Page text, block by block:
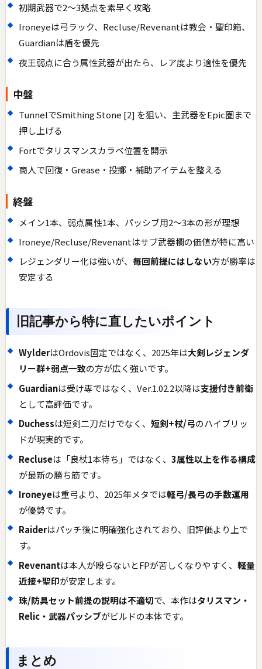
初期武器で2〜3拠点を素早く攻略
Ironeyeは弓ラック、Recluse/Revenantは教会・聖印箱、
Guardianは盾を優先
夜王弱点に合う属性武器が出たら、レア度より適性を優先
中盤
TunnelでSmithing Stone [2] を狙い、主武器をEpic圏まで
押し上げる
Fortでタリスマンスカラベ位置を開示
商人で回復・Grease・投擲・補助アイテムを整える
終盤
メイン1本、弱点属性1本、パッシブ用2〜3本の形が理想
Ironeye/Recluse/Revenantはサブ武器欄の価値が特に高い
レジェンダリー化は強いが、 毎回前提にはしない方が勝率は
安定する
旧記事から特に直したいポイント
WylderはOrdovis固定ではなく、2025年は大剣レジェンダ
リー群+弱点一致の方が広く強いです。
Guardianは受け専ではなく、Ver.1.02.2以降は支援付き前衛
として高評価です。
Duchessは短剣二刀だけでなく、 短剣+杖/弓のハイブリッ
ドが現実的です。
Recluseは「良杖1本待ち」ではなく、 3属性以上を作る構成
が最新の勝ち筋です。
Ironeyeは重弓より、2025年メタでは軽弓/長弓の手数運用
が優勢です。
Raiderはパッチ後に明確強化されており、旧評価より上で
す。
Revenantは本人が殴らないとFPが苦しくなりやすく、 軽量
近接+聖印が安定します。
珠/防具セット前提の説明は不適切で、本作はタリスマン・
Relic・武器パッシブがビルドの本体です。
まとめ